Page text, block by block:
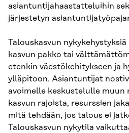
asiantuntijahaastatteluihin
järjestetyn
Talouskasvun
kasvun pakko tai
etenkin väestökehitykseen ja
ylläpitoon. Asiantuntijat
avoimelle keskustelulle muun
kasvun rajoista, resurssien
mitä tehdään, jos talous ei
Talouskasvun nykytila